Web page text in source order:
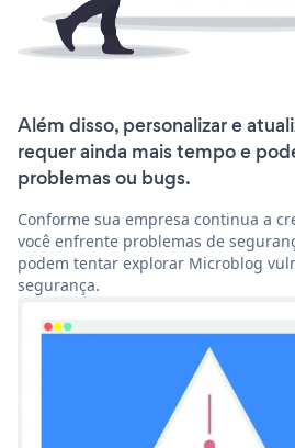
Além disso, personalizar e
requer ainda mais tempo e
problemas ou bugs.
Conforme sua empresa continua a
você enfrente problemas de
podem tentar explorar Microblog
segurança.